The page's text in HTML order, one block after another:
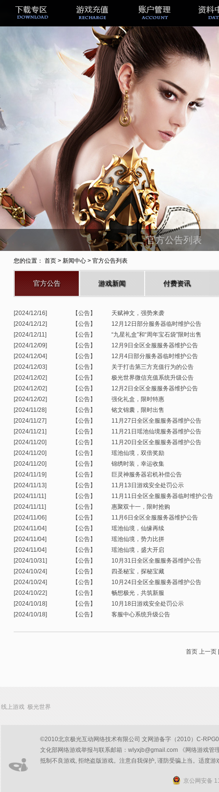
官方公告列表
您的位置： 首页 > 新闻中心 > 官方公告列表
官方公告 游戏新闻 付费资讯
[2024/12/16] 【公告】
天赋神文，强势来袭
[2024/12/12]
【公告】
12月12日部分服务器临时维护公告
[2024/12/11]
【公告】
“九星礼盒”和“周年宝石袋”限时出售
[2024/12/09]
【公告】
12月9日全区全服服务器维护公告
[2024/12/04]
【公告】
12月4日部分服务器临时维护公告
[2024/12/03]
【公告】
关于打击第三方充值行为的公告
[2024/12/02]
【公告】
极光世界微信充值系统升级公告
[2024/12/02]
【公告】
12月2日全区全服服务器维护公告
[2024/12/02]
【公告】
强化礼盒，限时特惠
[2024/11/28]
【公告】
铭文锦囊，限时出售
[2024/11/27]
【公告】
11月27日全区全服服务器维护公告
[2024/11/21]
【公告】
11月21日瑶池仙境服务器维护公告
[2024/11/20]
【公告】
11月20日全区全服服务器维护公告
[2024/11/20]
【公告】
瑶池仙境，双倍奖励
[2024/11/20]
【公告】
锦绣时装，幸运收集
[2024/11/19]
【公告】
巨灵神服务器宕机补偿公告
[2024/11/13]
【公告】
11月13日游戏安全处罚公示
[2024/11/11]
【公告】
11月11日全区全服服务器临时维护公告
[2024/11/11]
【公告】
惠聚双十一，限时抢购
[2024/11/06]
【公告】
11月6日全区全服服务器维护公告
[2024/11/04]
【公告】
瑶池仙境，仙缘再续
[2024/11/04]
【公告】
瑶池仙境，势力比拼
[2024/11/04]
【公告】
瑶池仙境，盛大开启
[2024/10/31]
【公告】
10月31日全区全服服务器维护公告
[2024/10/24]
【公告】
四圣秘宝，探秘宝藏
[2024/10/24]
【公告】
10月24日全区全服服务器维护公告
[2024/10/22]
【公告】
畅想极光，共筑新服
[2024/10/18]
【公告】
10月18日游戏安全处罚公示
[2024/10/18]
【公告】 客服中心系统升级公告
首页 上一页
线上游戏 极光世界
©2010北京极光互动网络技术有限公司 文网游备字（2010）C-
文化部网络游戏举报与联系邮箱：wlyxjb@gmail.com 《网络游戏管
抵制不良游戏, 拒绝盗版游戏。注意自我保护, 谨防受骗上当。适度
京公网安备